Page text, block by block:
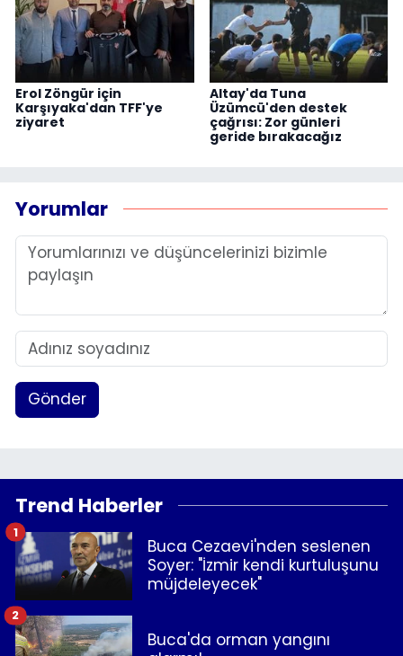
Erol Zöngür için
Karşıyaka'dan TFF'ye
ziyaret
Altay'da Tuna
Üzümcü'den destek
çağrısı: Zor günleri
geride bırakacağız
Yorumlar
Gönder
Trend Haberler
Buca Cezaevi'nden seslenen
Soyer: "İzmir kendi kurtuluşunu
müjdeleyecek"
1
Buca'da orman yangını
2